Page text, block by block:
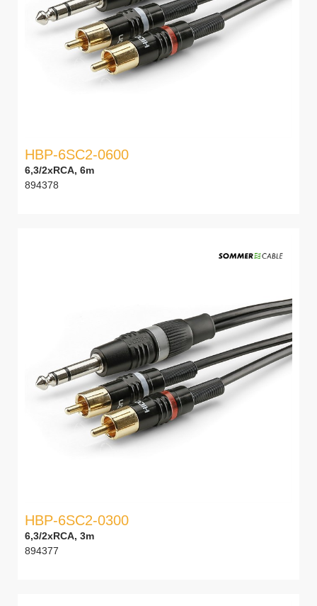
HBP-6SC2-0600
6,3/2xRCA, 6m
894378
HBP-6SC2-0300
6,3/2xRCA, 3m
894377